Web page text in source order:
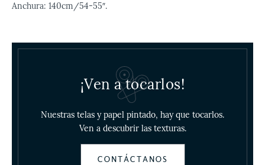
Anchura: 140cm/54-55″.
¡Ven a tocarlos!
Nuestras telas y papel pintado, hay que tocarlos.
Ven a descubrir las texturas.
CONTÁCTANOS